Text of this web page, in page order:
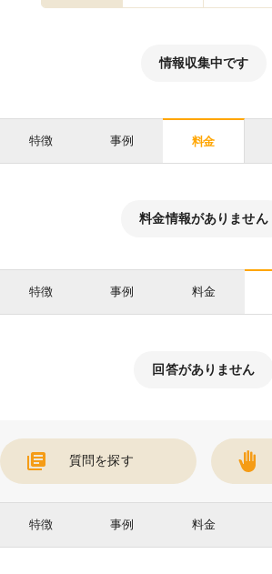
情報収集中です
特徴 事例 料金
料金情報がありません
特徴 事例 料金
回答がありません
質問を探す
特徴 事例 料金